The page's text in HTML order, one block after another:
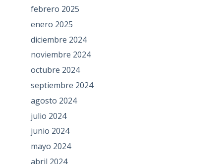
febrero 2025
enero 2025
diciembre 2024
noviembre 2024
octubre 2024
septiembre 2024
agosto 2024
julio 2024
junio 2024
mayo 2024
abril 2024